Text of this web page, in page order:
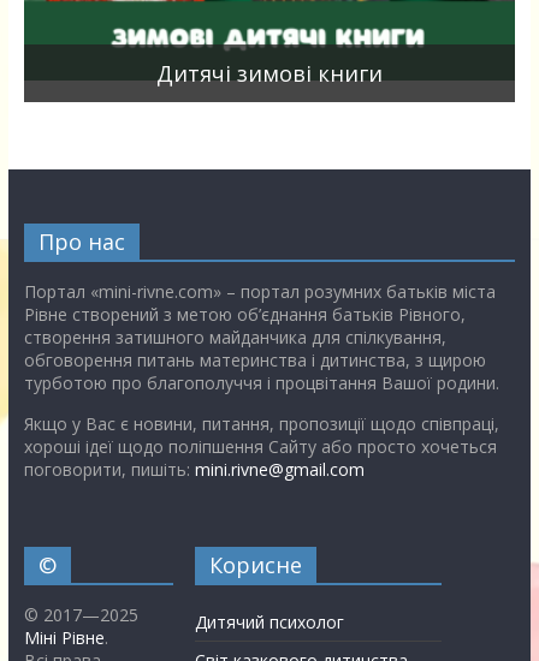
Дитячі зимові книги
Про нас
Портал «mini-rivne.com» – портал розумних батьків міста
Рівне створений з метою об’єднання батьків Рівного,
створення затишного майданчика для спілкування,
обговорення питань материнства і дитинства, з щирою
турботою про благополуччя і процвітання Вашої родини.
Якщо у Вас є новини, питання, пропозиції щодо співпраці,
хороші ідеї щодо поліпшення Сайту або просто хочеться
поговорити, пишіть: mini.rivne@gmail.com
©
© 2017—2025
Міні Рівне.
Корисне
Дитячий психолог